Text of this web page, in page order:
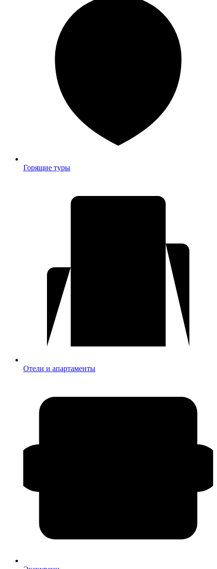
Горящие туры
Отели и апартаменты